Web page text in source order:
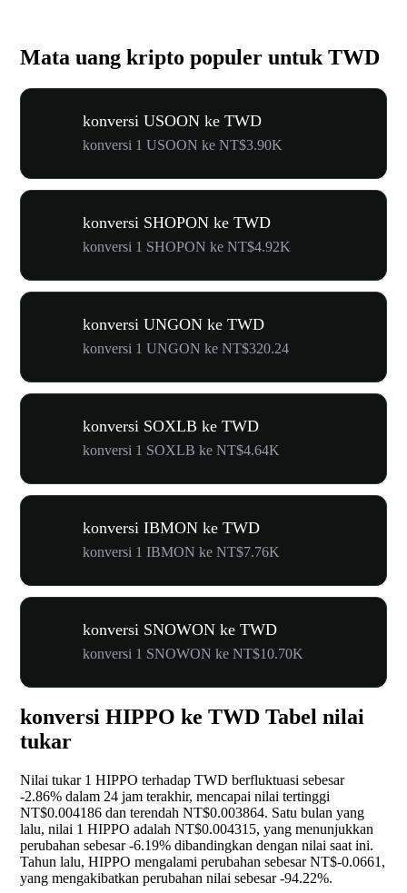
Mata uang kripto populer untuk TWD
konversi USOON ke TWD
konversi 1 USOON ke NT$3.90K
konversi SHOPON ke TWD
konversi 1 SHOPON ke NT$4.92K
konversi UNGON ke TWD
konversi 1 UNGON ke NT$320.24
konversi SOXLB ke TWD
konversi 1 SOXLB ke NT$4.64K
konversi IBMON ke TWD
konversi 1 IBMON ke NT$7.76K
konversi SNOWON ke TWD
konversi 1 SNOWON ke NT$10.70K
konversi HIPPO ke TWD Tabel nilai
tukar
Nilai tukar 1 HIPPO terhadap TWD berfluktuasi sebesar
-2.86% dalam 24 jam terakhir, mencapai nilai tertinggi
NT$0.004186 dan terendah NT$0.003864. Satu bulan yang
lalu, nilai 1 HIPPO adalah NT$0.004315, yang menunjukkan
perubahan sebesar-6.19% dibandingkan dengan nilai saat ini.
Tahun lalu, HIPPO mengalami perubahan sebesar NT$-0.0661,
yang mengakibatkan perubahan nilai sebesar-94.22%.